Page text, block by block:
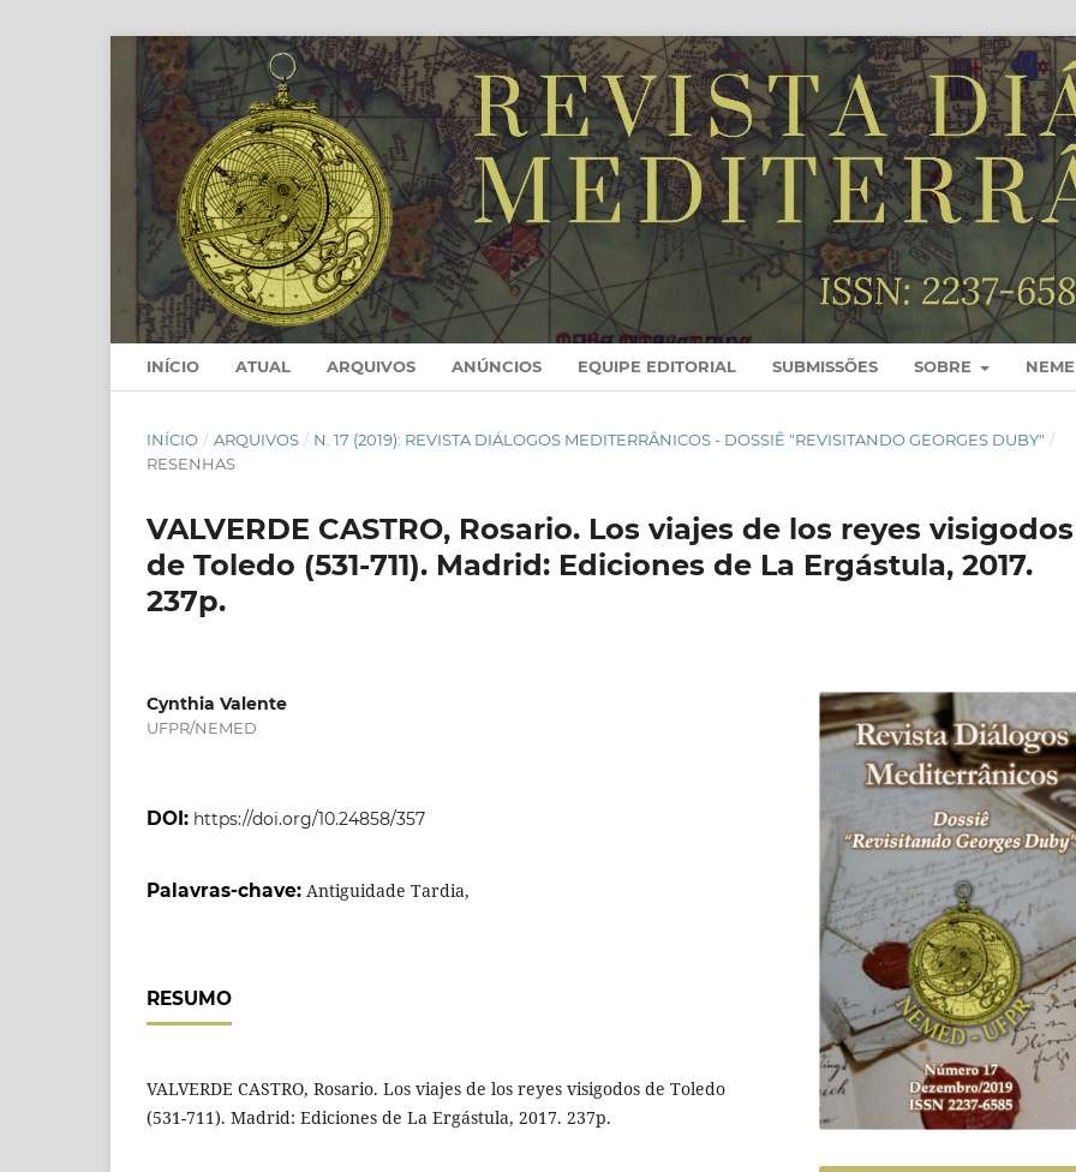
INÍCIO ATUAL ARQUIVOS ANÚNCIOS EQUIPE EDITORIAL SUBMISSÕES SOBRE
INÍCIO / ARQUIVOS / N. 17 (2019): REVISTA DIÁLOGOS MEDITERRÂNICOS - DOSSIÊ "REVISITANDO GEORGES DUBY" /
RESENHAS
VALVERDE CASTRO, Rosario. Los viajes de los reyes visigodos
de Toledo (531-711). Madrid: Ediciones de La Ergástula, 2017.
237p.
Cynthia Valente
UFPR/NEMED
DOI: https://doi.org/10.24858/357
Palavras-chave: Antiguidade Tardia,
RESUMO
VALVERDE CASTRO, Rosario. Los viajes de los reyes visigodos de Toledo
(531-711). Madrid: Ediciones de La Ergástula, 2017. 237p.